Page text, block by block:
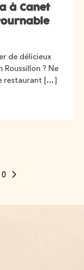
à Canet
de délicieux
Roussillon ? Ne
restaurant […]